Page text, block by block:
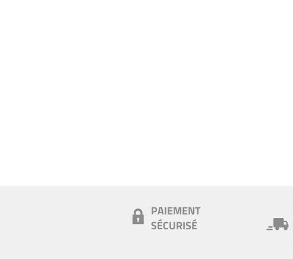
PAIEMENT
SÉCURISÉ